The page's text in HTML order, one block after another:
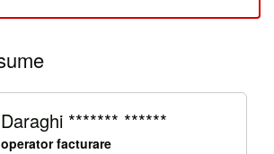
Daraghi ******* ******
operator facturare